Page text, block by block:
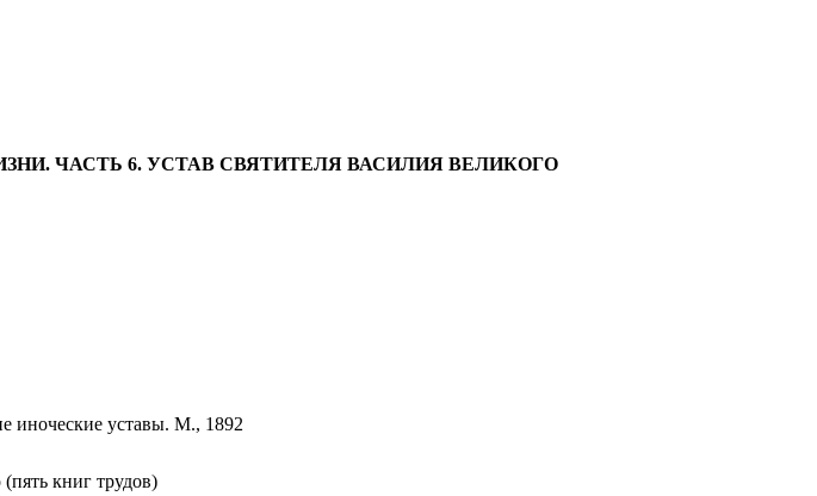
ЧАСТЬ 6. УСТАВ СВЯТИТЕЛЯ ВАСИЛИЯ ВЕЛИКОГО
иноческие уставы. М., 1892
книг трудов)